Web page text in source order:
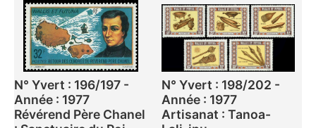
N° Yvert : 196/197 -
Année : 1977
Révérend Père Chanel
N° Yvert : 198/202 -
Année : 1977
Artisanat : Tanoa-